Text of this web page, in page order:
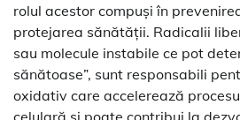
rolul acestor compuși în
protejarea sănătății. Radicalii
sau molecule instabile ce pot
sănătoase”, sunt responsabili
oxidativ care accelerează